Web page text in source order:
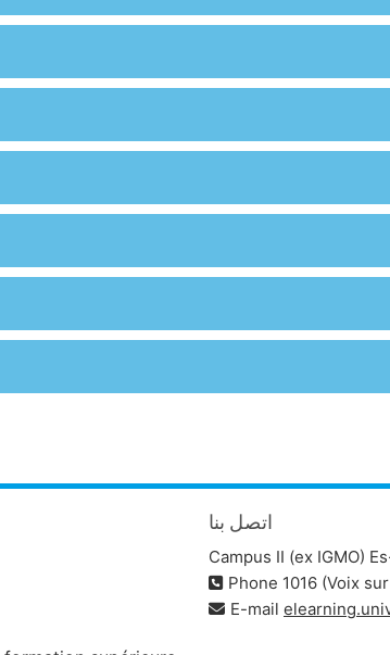
اتصل بنا
Campus II (ex IGMO)
Phone 1016 (Voix
E-mail